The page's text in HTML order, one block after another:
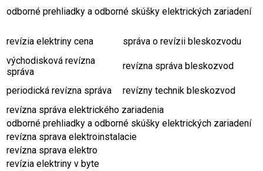
odborné prehliadky a odborné skúšky elektrických zariadení
revízia elektriny cena
správa o revízii bleskozvodu
východisková revízna
správa
revízna správa bleskozvod
periodická revízna správa
revízny technik bleskozvod
revízna správa elektrického zariadenia
odborné prehliadky a odborné skúšky elektrických zariadení
revízna sprava elektroinstalacie
revízna sprava elektro
revízia elektriny v byte